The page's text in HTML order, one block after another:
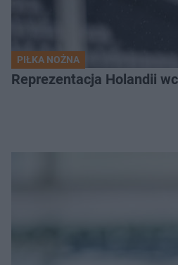
PIŁKA NOŻNA
Reprezentacja Holandii